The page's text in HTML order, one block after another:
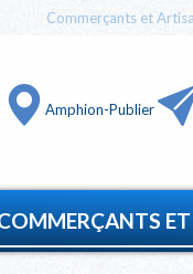
Commerçants et
Amphion-Publier